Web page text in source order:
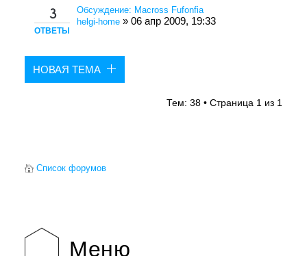
3
ОТВЕТЫ
Обсуждение: Macross Fufonfia
helgi-home » 06 апр 2009, 19:33
НОВАЯ ТЕМА
Тем: 38 • Страница 1из 1
Список форумов
Меню